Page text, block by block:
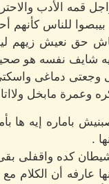
قمه الأدب
بيبصوا للناس
حق نعيش زيهم
شايف نفسه هو
وجعتى دماغى
وعمرة مابخل
باماره إيه ها
.
كده واقفلى
عارفه أن